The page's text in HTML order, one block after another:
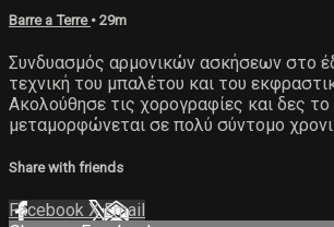
Barre a Terre • 29m
Συνδυασμός αρμονικών ασκήσεων στο
τεχνική του μπαλέτου και του
Ακολούθησε τις χορογραφίες και δες
μεταμορφώνεται σε πολύ σύντομο
Share with friends
Facebook XEmail